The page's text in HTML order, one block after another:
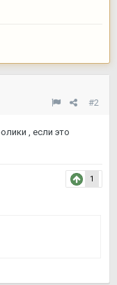
#2
, если это
1